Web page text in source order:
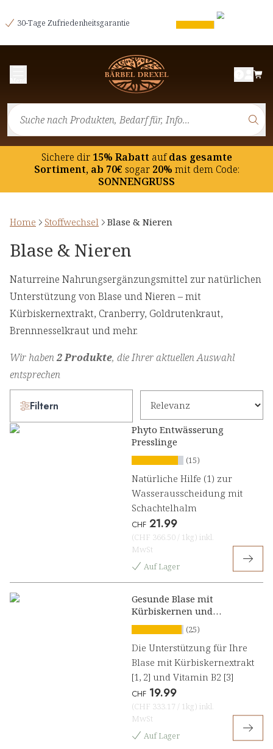
30-Tage Zufriedenheitsgarantie
Sichere dir15% Rabatt aufdas gesamte
Sortiment, ab 70€ sogar20% mit dem Code:
SONNENGRUSS
Home Stoffwechsel Blase & Nieren
Blase & Nieren
Naturreine Nahrungsergänzungsmittel zur natürlichen
Unterstützung von Blase und Nieren – mit
Kürbiskernextrakt, Cranberry, Goldrutenkraut,
Brennnesselkraut und mehr.
Wir haben2 Produkte, die Ihrer aktuellen Auswahl
entsprechen
Filtern
Phyto Entwässerung
Presslinge
(15)
Natürliche Hilfe (1) zur
Wasserausscheidung mit
Schachtelhalm
CHF 21.99
(CHF 366.50 / 1kg) inkl.
MwSt
Auf Lager
Gesunde Blase mit
Kürbiskernen und
Hibiskus Presslinge
(25)
Die Unterstützung für Ihre
Blase mit Kürbiskernextrakt
[1, 2] und Vitamin B2 [3]
CHF 19.99
(CHF 333.17 / 1kg) inkl.
MwSt
Auf Lager